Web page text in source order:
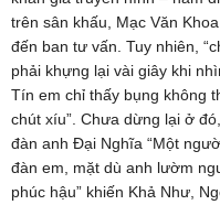
trên sân khấu, Mạc Văn
đến ban tư vấn. Tuy nhiên,
phải khựng lại vài giây khi
Tín em chỉ thấy bụng không
chút xíu”. Chưa dừng lại ở
đàn anh Đại Nghĩa “Một
đàn em, mặt dù anh lườm
phúc hậu” khiến Khả Như,